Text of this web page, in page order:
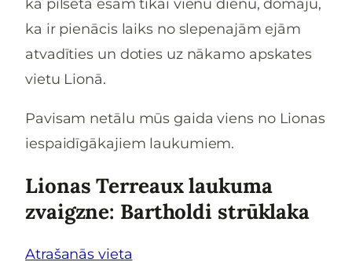
kā pilsētā esam tikai vienu dienu, domāju,
ka ir pienācis laiks no slepenajām ejām
atvadīties un doties uz nākamo apskates
vietu Lionā.
Pavisam netālu mūs gaida viens no Lionas
iespaidīgākajiem laukumiem.
Lionas Terreaux laukuma
zvaigzne: Bartholdi strūklaka
Atrašanās vieta